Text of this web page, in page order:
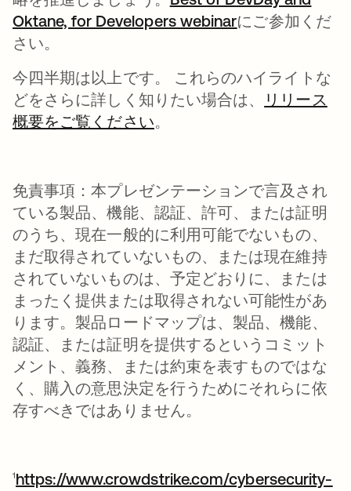
Oktane, for Developers webinar新しいタブで開
にご参加くだ
さい。
今四半期は以上です。 これらのハイライトな
どをさらに詳しく知りたい場合は、
リリース
概要をご覧ください新しいタブで開く
。
免責事項 ：本プレゼンテーションで言及され
ている製品、機能、認証、許可、または証明
のうち、現在一般的に利用可能でないもの、
まだ取得されていないもの、または現在維持
されていないものは、予定どおりに、または
まったく提供または取得されない可能性があ
ります。製品ロードマップは、製品、機能、
認証、または証明を提供するというコミット
メント、義務、または約束を表すものではな
く、購入の意思決定を行うためにそれらに依
存すべきではありません。
¹https://www.crowdstrike.com/cybersecurity-